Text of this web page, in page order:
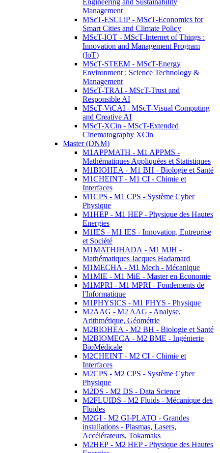
Engineering and Sustainability
Management
MScT-ESCLiP - MScT-Economics for
Smart Cities and Climate Policy
MScT-IOT - MScT-Internet of Things :
Innovation and Management Program
(IoT)
MScT-STEEM - MScT-Energy
Environment : Science Technology &
Management
MScT-TRAI - MScT-Trust and
Responsible AI
MScT-ViCAI - MScT-Visual Computing
and Creative AI
MScT-XCin - MScT-Extended
Cinematography XCin
Master (DNM)
M1APPMATH - M1 APPMS -
Mathématiques Appliquées et Statistiques
M1BIOHEA - M1 BH - Biologie et Santé
M1CHEINT - M1 CI - Chimie et
Interfaces
M1CPS - M1 CPS - Système Cyber
Physique
M1HEP - M1 HEP - Physique des Hautes
Energies
M1IES - M1 IES - Innovation, Entreprise
et Société
M1MATHJHADA - M1 MJH -
Mathématiques Jacques Hadamard
M1MECHA - M1 Mech - Mécanique
M1MIE - M1 MiE - Master en Economie
M1MPRI - M1 MPRI - Fondements de
l'Informatique
M1PHYSICS - M1 PHYS - Physique
M2AAG - M2 AAG - Analyse,
Arithmétique, Géométrie
M2BIOHEA - M2 BH - Biologie et Santé
M2BIOMECA - M2 BME - Ingénierie
BioMédicale
M2CHEINT - M2 CI - Chimie et
Interfaces
M2CPS - M2 CPS - Système Cyber
Physique
M2DS - M2 DS - Data Science
M2FLUIDS - M2 Fluids - Mécanique des
Fluides
M2GI - M2 GI-PLATO - Grandes
installations - Plasmas, Lasers,
Accélérateurs, Tokamaks
M2HEP - M2 HEP - Physique des Hautes